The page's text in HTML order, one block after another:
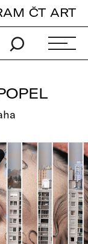
ČT ART